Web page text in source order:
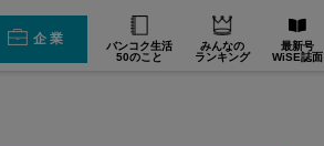
企業
バンコク生活
50のこと
みんなの
ランキング
最新号
WiSE誌面